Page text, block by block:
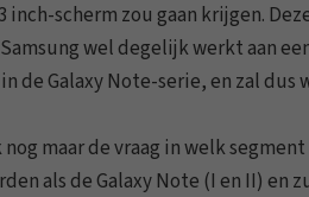
inch-scherm zou gaan krijgen.
wel degelijk werkt aan
de Galaxy Note-serie, en zal
nog maar de vraag in welk
als de Galaxy Note (I en II) en